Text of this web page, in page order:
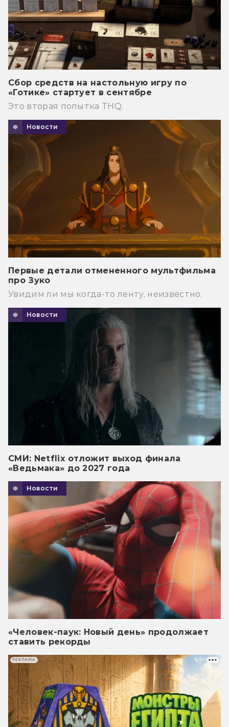
Сбор средств на настольную игру по
«Готике» стартует в сентябре
Это вторая попытка THQ.
Новости
Первые детали отмененного мультфильма
про Зуко
Увидим ли мы когда-то ленту, неизвестно.
Новости
СМИ: Netflix отложит выход финала
«Ведьмака» до 2027 года
Новости
«Человек-паук: Новый день» продолжает
ставить рекорды
РЕКЛАМА